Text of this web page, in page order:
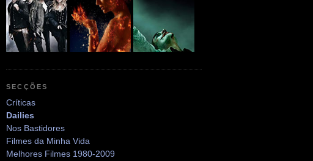
SECÇÕES
Críticas
Dailies
Nos Bastidores
Filmes da Minha Vida
Melhores Filmes 1980-2009